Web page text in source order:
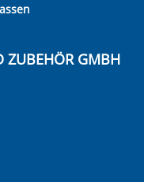
ZUBEHÖR GMBH